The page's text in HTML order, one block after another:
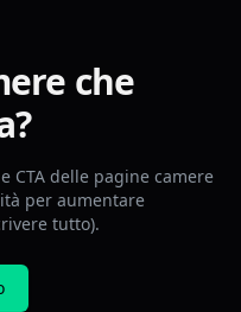
che
CTA delle pagine camere
per aumentare
tutto).